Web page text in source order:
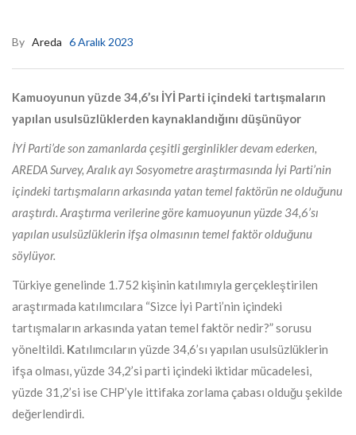
By Areda 6 Aralık 2023
Kamuoyunun yüzde 34,6’sı İYİ Parti içindeki tartışmaların
yapılan usulsüzlüklerden kaynaklandığını düşünüyor
İYİ Parti’de son zamanlarda çeşitli gerginlikler devam ederken,
AREDA Survey, Aralık ayı Sosyometre araştırmasında İyi Parti’nin
içindeki tartışmaların arkasında yatan temel faktörün ne olduğunu
araştırdı. Araştırma verilerine göre kamuoyunun yüzde 34,6’sı
yapılan usulsüzlüklerin ifşa olmasının temel faktör olduğunu
söylüyor.
Türkiye genelinde 1.752 kişinin katılımıyla gerçekleştirilen
araştırmada katılımcılara “Sizce İyi Parti’nin içindeki
tartışmaların arkasında yatan temel faktör nedir?” sorusu
yöneltildi. Katılımcıların yüzde 34,6’sı yapılan usulsüzlüklerin
ifşa olması, yüzde 34,2’si parti içindeki iktidar mücadelesi,
yüzde 31,2’si ise CHP’yle ittifaka zorlama çabası olduğu şekilde
değerlendirdi.